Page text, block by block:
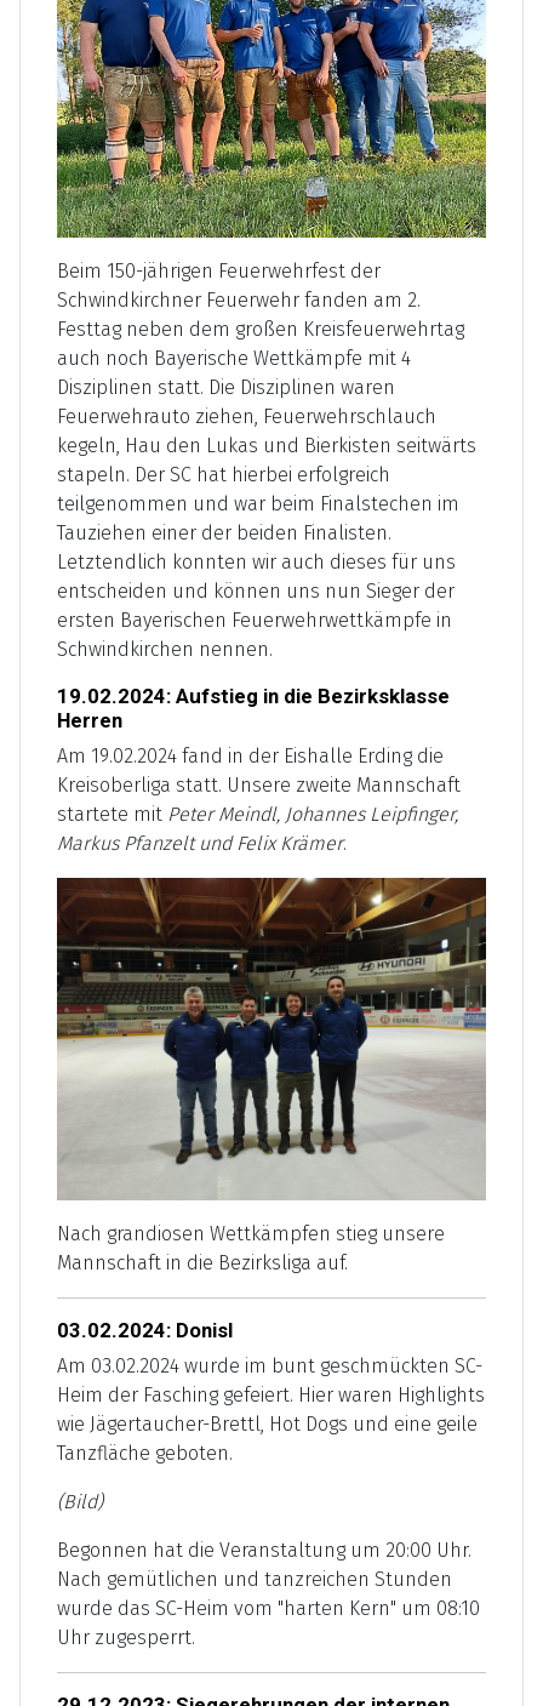
Beim 150-jährigen Feuerwehrfest der
Schwindkirchner Feuerwehr fanden am 2.
Festtag neben dem großen Kreisfeuerwehrtag
auch noch Bayerische Wettkämpfe mit 4
Disziplinen statt. Die Disziplinen waren
Feuerwehrauto ziehen, Feuerwehrschlauch
kegeln, Hau den Lukas und Bierkisten seitwärts
stapeln. Der SC hat hierbei erfolgreich
teilgenommen und war beim Finalstechen im
Tauziehen einer der beiden Finalisten.
Letztendlich konnten wir auch dieses für uns
entscheiden und können uns nun Sieger der
ersten Bayerischen Feuerwehrwettkämpfe in
Schwindkirchen nennen.
19.02.2024: Aufstieg in die Bezirksklasse
Herren
Am 19.02.2024 fand in der Eishalle Erding die
Kreisoberliga statt. Unsere zweite Mannschaft
startete mit Peter Meindl, Johannes Leipfinger,
Markus Pfanzelt und Felix Krämer.
Nach grandiosen Wettkämpfen stieg unsere
Mannschaft in die Bezirksliga auf.
03.02.2024: Donisl
Am 03.02.2024 wurde im bunt geschmückten SC-
Heim der Fasching gefeiert. Hier waren Highlights
wie Jägertaucher-Brettl, Hot Dogs und eine geile
Tanzfläche geboten.
(Bild)
Begonnen hat die Veranstaltung um 20:00 Uhr.
Nach gemütlichen und tanzreichen Stunden
wurde das SC-Heim vom "harten Kern" um 08:10
Uhr zugesperrt.